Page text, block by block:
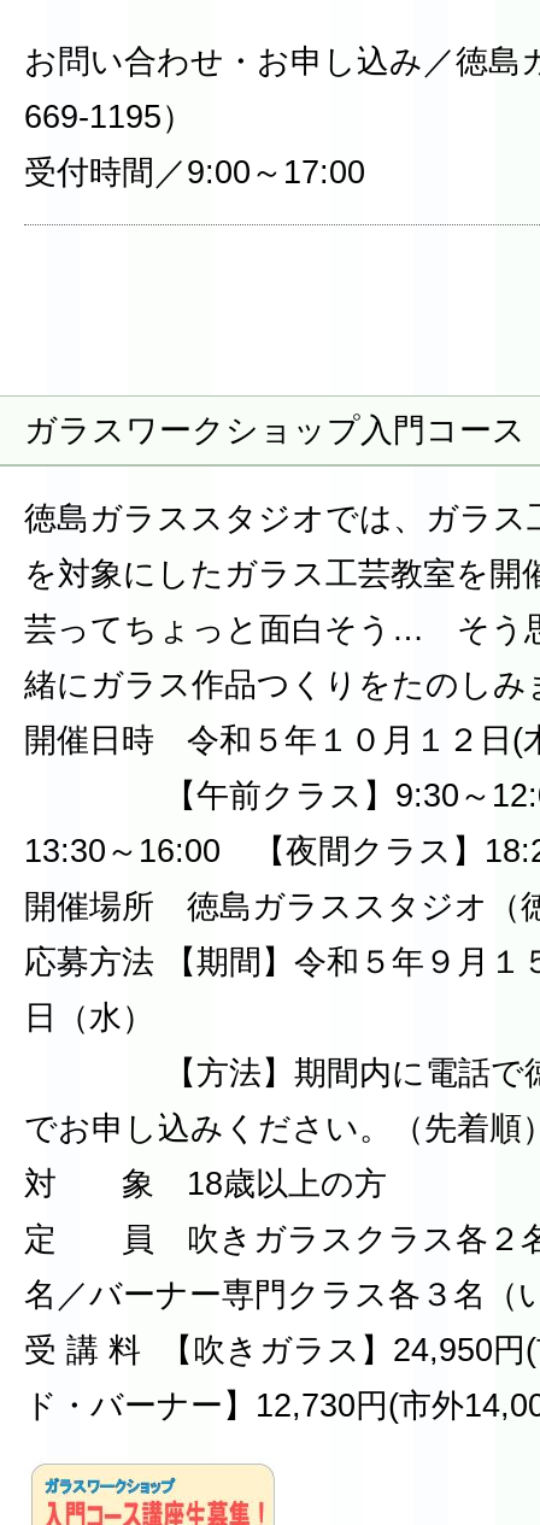
お問い合わせ・お申し込み／徳島
669-1195）
受付時間／9:00～17:00
ガラスワークショップ入門コース
徳島ガラススタジオでは、ガラス
を対象にしたガラス工芸教室を
芸ってちょっと面白そう… そう
緒にガラス作品つくりをたのしみ
開催日時 令和５年１０月１２日(
【午前クラス】9:30～
13:30～16:00 【夜間クラス】18
開催場所 徳島ガラススタジオ（
応募方法 【期間】令和５年９月１
日（水）
【方法】期間内に電話で徳
でお申し込みください。（先着順
対 象 18歳以上の方
定 員 吹きガラスクラス各２名
名／バーナー専門クラス各３名（
受 講 料 【吹きガラス】24,950円
ド・バーナー】12,730円(市外